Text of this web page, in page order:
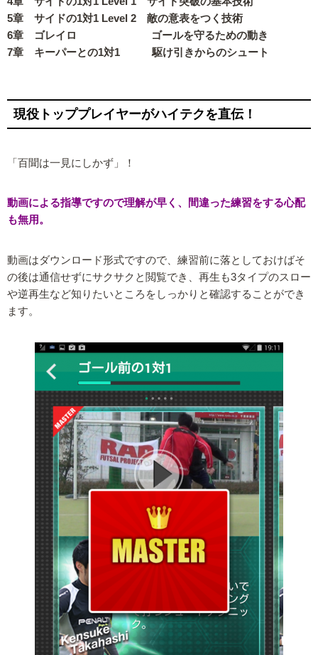
5章 サイドの1対1 Level 2 敵の意表をつく技術
6章 ゴレイロ ゴールを守るための動き
7章 キーパーとの1対1 駆け引きからのシュート
現役トッププレイヤーがハイテクを直伝！
「百聞は一見にしかず」！
動画による指導ですので理解が早く、間違った練習をする心配
も無用。
動画はダウンロード形式ですので、練習前に落としておけばそ
の後は通信せずにサクサクと閲覧でき、再生も3タイプのスロー
や逆再生など知りたいところをしっかりと確認することができ
ます。